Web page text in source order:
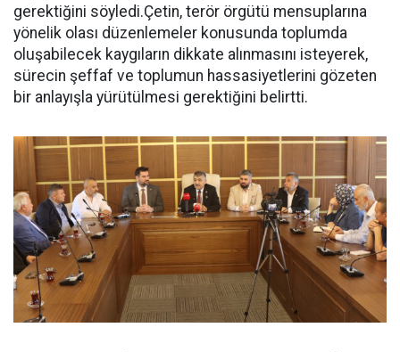
gerektiğini söyledi.Çetin, terör örgütü mensuplarına
yönelik olası düzenlemeler konusunda toplumda
oluşabilecek kaygıların dikkate alınmasını isteyerek,
sürecin şeffaf ve toplumun hassasiyetlerini gözeten
bir anlayışla yürütülmesi gerektiğini belirtti.